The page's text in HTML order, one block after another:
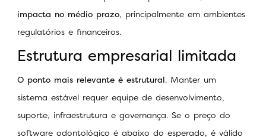
impacta no médio prazo, principalmente em ambientes
regulatórios e financeiros.
Estrutura empresarial limitada
O ponto mais relevante é estrutural. Manter um
sistema estável requer equipe de desenvolvimento,
suporte, infraestrutura e governança. Se o preço do
software odontológico é abaixo do esperado, é válido